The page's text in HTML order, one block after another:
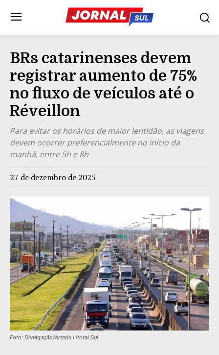
BRs catarinenses devem
registrar aumento de 75%
no fluxo de veículos até o
Réveillon
Para evitar os horários de maior lentidão, as viagens
devem ocorrer preferencialmente no início da
manhã, entre 5h e 8h
27 de dezembro de 2025
Foto: Divulgação/Arteris Litoral Sul